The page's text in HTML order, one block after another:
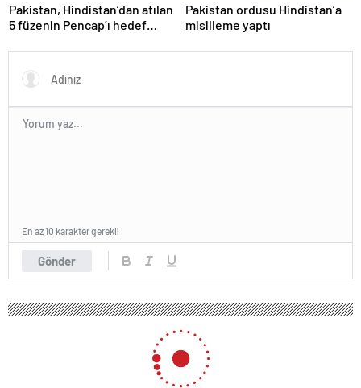
Pakistan, Hindistan’dan atılan
5 füzenin Pencap’ı hedef
Pakistan ordusu Hindistan’a
misilleme yaptı
Gönder
En az 10 karakter gerekli